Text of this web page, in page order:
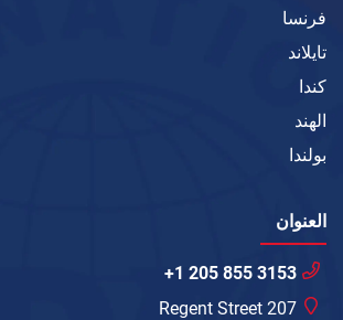
فرنسا
تايلاند
كندا
الهند
بولندا
العنوان
+1 205 855 3153
207 Regent Street